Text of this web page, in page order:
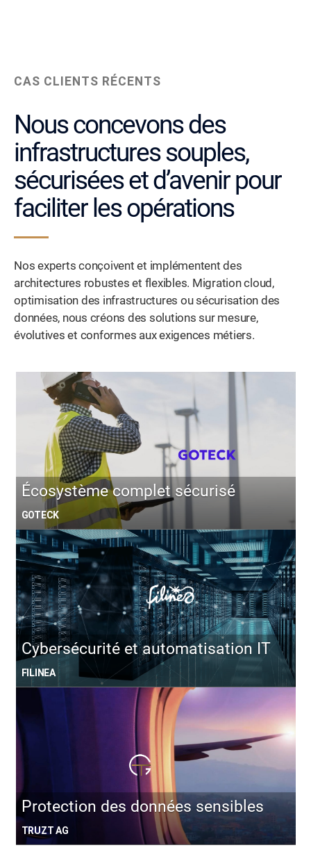
CAS CLIENTS RÉCENTS
Nous concevons des
infrastructures souples,
sécurisées et d’avenir pour
faciliter les opérations
Nos experts conçoivent et implémentent des
architectures robustes et flexibles. Migration cloud,
optimisation des infrastructures ou sécurisation des
données, nous créons des solutions sur mesure,
évolutives et conformes aux exigences métiers.
Écosystème complet sécurisé
GOTECK
Cybersécurité et automatisation IT
FILINEA
Protection des données sensibles
TRUZT AG